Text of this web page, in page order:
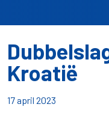
Kroatië
17 april 2023